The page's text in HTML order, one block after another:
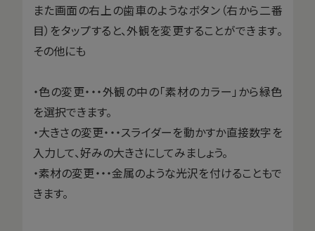
また画面の右上の歯車のようなボタン（右から二番
目）をタップすると、外観を変更することができます。
その他にも
・色の変更・・・外観の中の「素材のカラー」から緑色
を選択できます。
・大きさの変更・・・スライダーを動かすか直接数字を
入力して、好みの大きさにしてみましょう。
・素材の変更・・・金属のような光沢を付けることもで
きます。